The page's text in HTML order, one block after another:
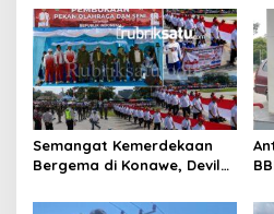
Jemput Program Pusat
Semangat Kemerdekaan
Bergema di Konawe, Devile
Barisan